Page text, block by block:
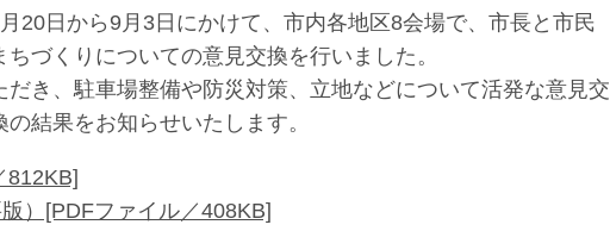
20日から9月3日にかけて、市内各地区8会場で、市長と市民
づくりについての意見交換を行いました。
き、駐車場整備や防災対策、立地などについて活発な意見交
結果をお知らせいたします。
812KB]
）[PDFファイル／408KB]